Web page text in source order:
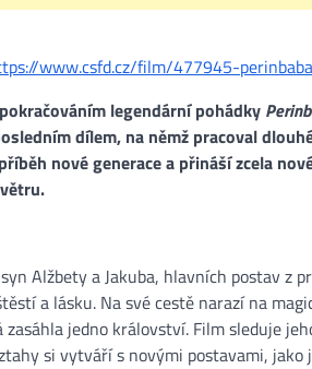
www.csfd.cz/film/477945-
legendární pohádky
dílem, na němž pracoval
nové generace a přináší zcela
Alžbety a Jakuba, hlavních postav z
a lásku. Na své cestě narazí na
jedno království. Film sleduje
si vytváří s novými postavami, jako